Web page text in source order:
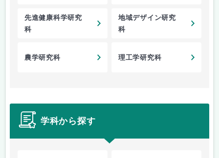
先進健康科学研究
科
地域デザイン研究
科
農学研究科 理工学研究科
学科から探す